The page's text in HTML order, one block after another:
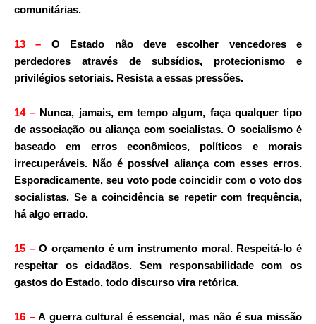
comunitárias.
13 – O Estado não deve escolher vencedores e
perdedores através de subsídios, protecionismo e
privilégios setoriais. Resista a essas pressões.
14– Nunca, jamais, em tempo algum, faça qualquer tipo
de associação ou aliança com socialistas. O socialismo é
baseado em erros econômicos, políticos e morais
irrecuperáveis. Não é possível aliança com esses erros.
Esporadicamente, seu voto pode coincidir com o voto dos
socialistas. Se a coincidência se repetir com frequência,
há algo errado.
15 –O orçamento é um instrumento moral. Respeitá-lo é
respeitar os cidadãos. Sem responsabilidade com os
gastos do Estado, todo discurso vira retórica.
16 –A guerra cultural é essencial, mas não é sua missão